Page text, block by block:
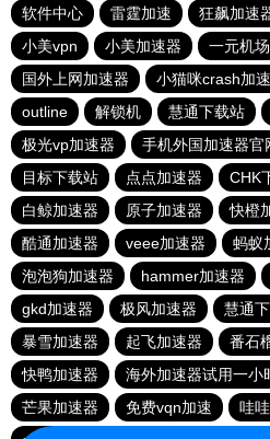
软件中心
雷霆加速 狂飙加速
小美vpn
小美加速器 一元机场
国外上网加速器
小猫咪crash加
outline
解锁机 慧通下载站
极光vp加速器
手机外国加速器官
目标下载站
点点加速器 CHK
白鲸加速器
原子加速器 快橙
酷通加速器
veee加速器 蚂蚁
泡泡狗加速器
hammer加速器
gkd加速器
极风加速器 慧通
暴雪加速器
起飞加速器 番石
快鸭加速器
海外加速器试用一小
芒果加速器
免费vqn加速 哇